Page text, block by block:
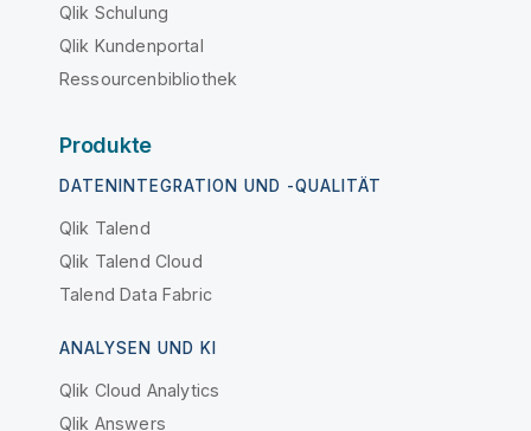
Qlik Schulung
Qlik Kundenportal
Ressourcenbibliothek
Produkte
DATENINTEGRATION UND -QUALITÄT
Qlik Talend
Qlik Talend Cloud
Talend Data Fabric
ANALYSEN UND KI
Qlik Cloud Analytics
Qlik Answers